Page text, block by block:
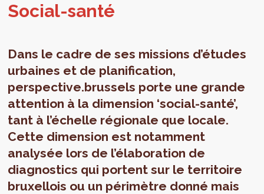
Social-santé
Dans le cadre de ses missions d’études
urbaines et de planification,
perspective.brussels porte une grande
attention à la dimension ‘social-santé’,
tant à l’échelle régionale que locale.
Cette dimension est notamment
analysée lors de l’élaboration de
diagnostics qui portent sur le territoire
bruxellois ou un périmètre donné mais